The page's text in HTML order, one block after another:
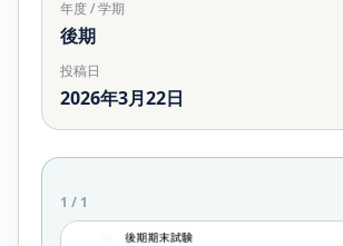
年度 / 学期
後期
投稿日
2026年3月22日
1 / 1